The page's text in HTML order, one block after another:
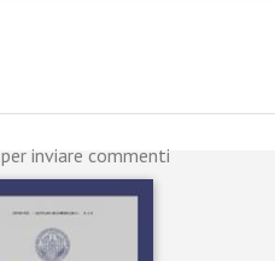
per inviare commenti